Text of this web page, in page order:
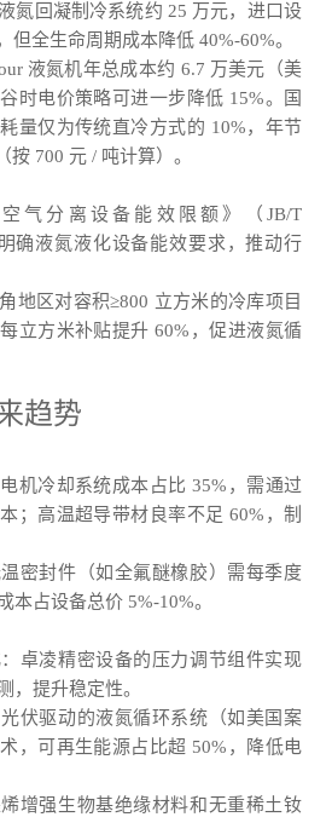
氮回凝制冷系统约 25 万元，进口设
但全生命周期成本降低 40%-60%。
液氮机年总成本约 6.7 万美元（美
时电价策略可进一步降低 15%。国
量仅为传统直冷方式的 10%，年节
按 700 元 / 吨计算）。
气分离设备能效限额》（JB/T
确液氮液化设备能效要求，推动行
地区对容积≥800 立方米的冷库项目
立方米补贴提升 60%，促进液氮循
趋势
机冷却系统成本占比 35%，需通过
；高温超导带材良率不足 60%，制
密封件（如全氟醚橡胶）需每季度
本占设备总价 5%-10%。
卓凌精密设备的压力调节组件实现
，提升稳定性。
伏驱动的液氮循环系统（如美国案
，可再生能源占比超 50%，降低电
增强生物基绝缘材料和无重稀土钕